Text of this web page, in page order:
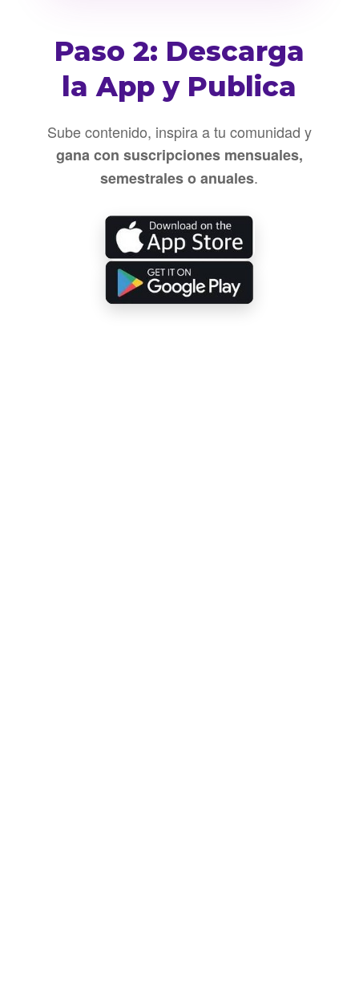
Paso 2: Descarga
la App y Publica
Sube contenido, inspira a tu comunidad y
gana con suscripciones mensuales,
semestrales o anuales.